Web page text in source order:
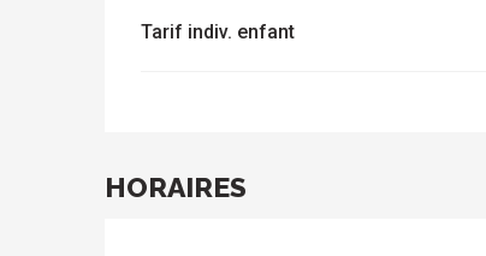
Tarif indiv. enfant
HORAIRES